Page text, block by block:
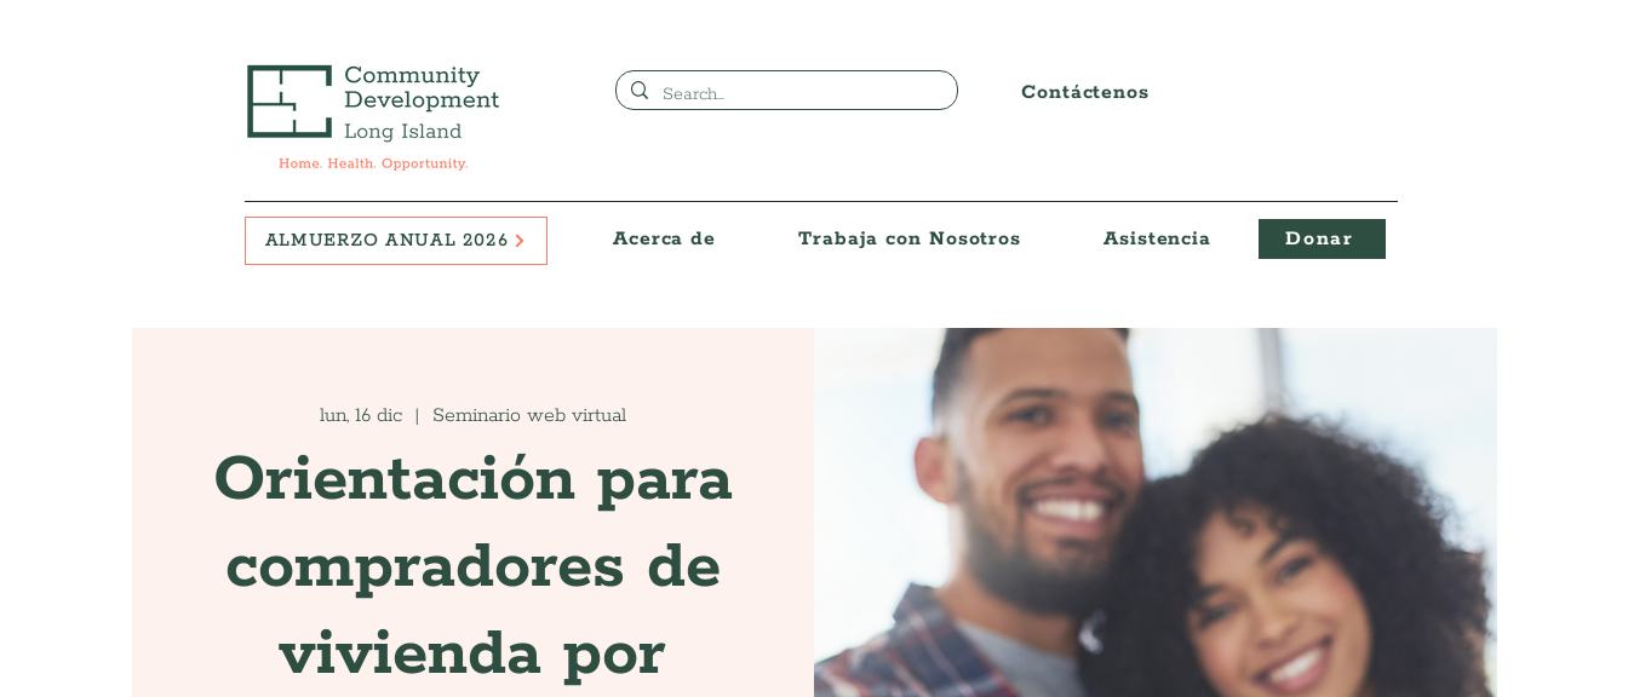
Contáctenos
ALMUERZO ANUAL 2026 Acerca de Trabaja con Nosotros Asistencia Donar
lun, 16 dic
  |
Seminario web virtual
Orientación para
compradores de
vivienda por